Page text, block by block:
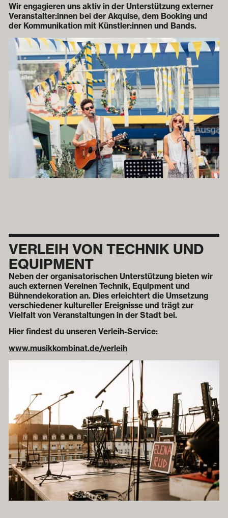
Wir engagieren uns aktiv in der Unterstützung externer
Veranstalter:innen bei der Akquise, dem Booking und
der Kommunikation mit Künstler:innen und Bands.
VERLEIH VON TECHNIK UND
EQUIPMENT
Neben der organisatorischen Unterstützung bieten wir
auch externen Vereinen Technik, Equipment und
Bühnendekoration an. Dies erleichtert die Umsetzung
verschiedener kultureller Ereignisse und trägt zur
Vielfalt von Veranstaltungen in der Stadt bei.
Hier findest du unseren Verleih-Service:
www.musikkombinat.de/verleih